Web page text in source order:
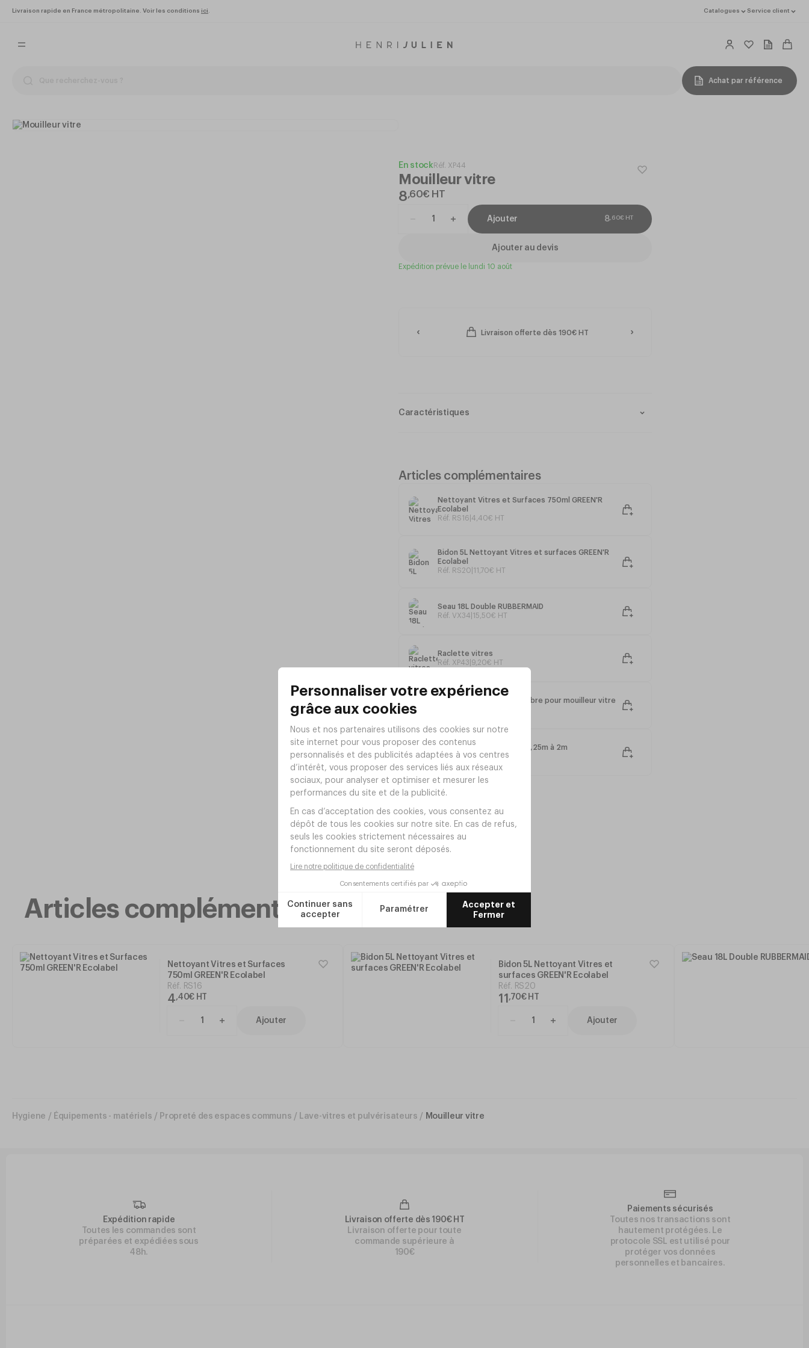
Livraison rapide en France métropolitaine. Voir les conditions ici . Catalogues Service client
Achat par référence
En stock Réf. XP44
Mouilleur vitre
8,60€ HT
Ajouter 8 60€ HT
Ajouter au devis
Expédition prévue le lundi 10 août
Livraison offerte dès 190€ HT
Caractéristiques
Longueur : 35 cm
Articles complémentaires
Nettoyant Vitres et Surfaces 750ml GREEN'R
Ecolabel
Réf. RS16 4 40€ HT
Bidon 5L Nettoyant Vitres et surfaces GREEN'R
Ecolabel
Réf. RS20 11 70€ HT
Seau 18L Double RUBBERMAID
Réf. VX34 15 50€ HT
Raclette vitres
Réf. XP43 9 20€ HT
Peau de rechange microfibre pour mouilleur vitre
Perche télescopique alu 1,25m à 2m
Réf. XT29|19 ,00€ HT
Articles complémentaires
Nettoyant Vitres et Surfaces
750ml GREEN'R Ecolabel
Réf. RS16
4,40€ HT
Ajouter
Bidon 5L Nettoyant Vitres et
surfaces GREEN'R Ecolabel
Réf. RS20
11,70€ HT
Ajouter
Hygiene / Équipements - matériels / Propreté des espaces communs / Lave-vitres et pulvérisateurs / Mouilleur vitre
Expédition rapide
Toutes les commandes sont
préparées et expédiées sous
48h.
Livraison offerte dès 190€ HT
Livraison offerte pour toute
commande supérieure à
190€
Paiements sécurisés
Toutes nos transactions sont
hautement protégées. Le
protocole SSL est utilisé pour
protéger vos données
personnelles et bancaires.